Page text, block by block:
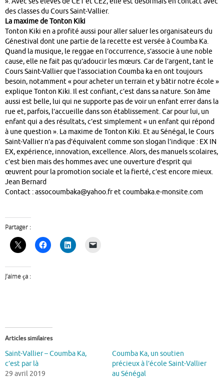
des classes du Cours Saint-Vallier.
La maxime de Tonton Kiki
Tonton Kiki en a profité aussi pour aller saluer les organisateurs du
Génestival dont une partie de la recette est versée à Coumba Ka.
Quand la musique, le reggae en l’occurrence, s’associe à une noble
cause, elle ne fait pas qu’adoucir les mœurs. Car de l’argent, tant le
Cours Saint-Vallier que l’association Coumba ka en ont toujours
besoin, notamment « pour acheter un terrain et y bâtir notre école »
explique Tonton Kiki. Il est confiant, c’est dans sa nature. Son âme
aussi est belle, lui qui ne supporte pas de voir un enfant errer dans la
rue et, parfois, l’accueille dans son établissement. Car pour lui, un
enfant qui a des résultats, c’est simplement « un enfant qui répond
à une question ». La maxime de Tonton Kiki. Et au Sénégal, le Cours
Saint-Vallier n’a pas d’équivalent comme son slogan l’indique : EX IN
EX, expérience, innovation, excellence. Alors, des manuels scolaires,
c’est bien mais des hommes avec une ouverture d’esprit qui
œuvrent pour la promotion sociale et la fierté, c’est encore mieux.
Jean Bernard
Contact : assocoumbaka@yahoo.fr et coumbaka.e-monsite.com
Partager :
J’aime ça :
Articles similaires
Saint-Vallier – Coumba Ka,
c’est par là
29 avril 2019
Coumba Ka, un soutien
précieux à l’école Saint-Vallier
au Sénégal